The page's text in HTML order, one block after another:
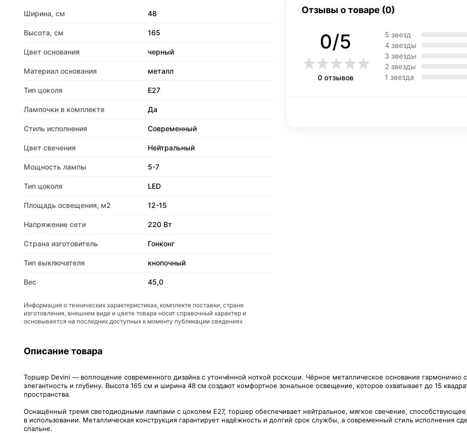
Ширина, см 48
Высота, см 165
Цвет основания черный
Материал основания металл
Тип цоколя E27
Лампочки в комплекте Да
Стиль исполнения Современный
Цвет свечения Нейтральный
Мощность лампы 5-7
Тип цоколя LED
Площадь освещения, м2 12-15
Напряжение сети 220 Вт
Страна изготовитель Гонконг
Тип выключателя кнопочный
Вес 45,0
Информация о технических характеристиках, комплекте поставки, стране
изготовления, внешнем виде и цвете товара носит справочный характер и
основывается на последних доступных к моменту публикации сведениях
Отзывы о товаре (0)
0/5
0 отзывов
5 звезд
4 звезды
3 звезды
2 звезды
1 звезда
Описание товара
Торшер Devini — воплощение современного дизайна с утончённой ноткой роскоши. Чёрное металлическое основание гармонично
элегантность и глубину. Высота 165 см и ширина 48 см создают комфортное зональное освещение, которое охватывает до 15
пространства.
Оснащённый тремя светодиодными лампами с цоколем E27, торшер обеспечивает нейтральное, мягкое свечение,
в использовании. Металлическая конструкция гарантирует надёжность и долгий срок службы, а современный стиль исполнения
спальне.